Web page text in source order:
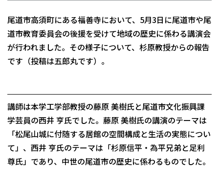
尾道市高須町にある福善寺において、5月3日に尾道市や尾
道市教育委員会の後援を受けて地域の歴史に係わる講演会
が行われました。その様子について、杉原教授からの報告
です（投稿は五郎丸です）。
講師は本学工学部教授の藤原 美樹氏と尾道市文化振興課
学芸員の西井 亨氏でした。藤原 美樹氏の講演のテーマは
「松尾山城に付随する居館の空間構成と生活の実態につい
て」、西井 亨氏のテーマは「杉原信平・為平兄弟と足利
尊氏」であり、中世の尾道市の歴史に係わるものでした。